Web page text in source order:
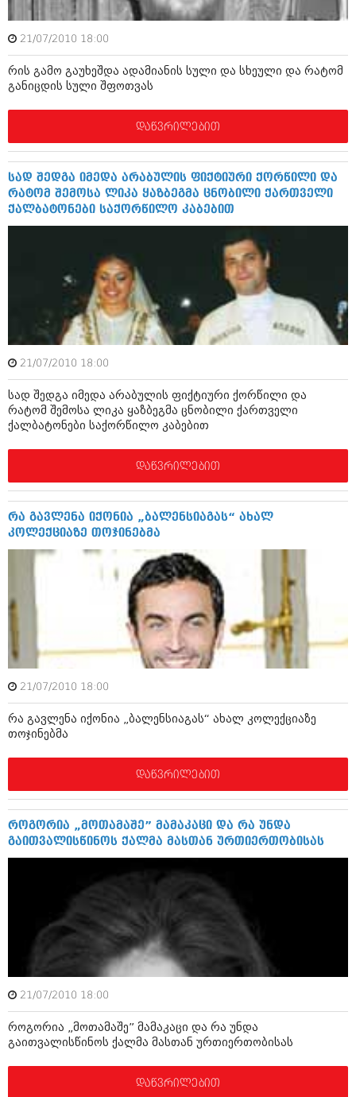
კადრს მიღმა
კულინარია
ავტორჩევები
გვარები
თემიდას სასწორი
ჰოროსკოპი და შეუცნობელი
კრიმინალი
რომანი და დეტექტივი
სახალისო ამბები
შოუბიზნესი
დაიჯესტი
ისტორია
სხვადასხვა
არქივი
აგვისტო 2018 (162)
ივლისი 2018 (223)
ივნისი 2018 (244)
მაისი 2018 (211)
მარტი 2018 (256)
იანვარი 2018 (215)
დეკემბერი 2017 (243)
ნოემბერი 2017 (212)
ოქტომბერი 2017 (231)
სექტემბერი 2017 (261)
ივლისი 2017 (233)
ივნისი 2017 (265)
მარტი 2017 (212)
თებერვალი 2017 (205)
იანვარი 2017 (246)
დეკემბერი 2016 (207)
ნოემბერი 2016 (207)
ოქტომბერი 2016 (257)
სექტემბერი 2016 (224)
აგვისტო 2016 (258)
ივლისი 2016 (211)
ივნისი 2016 (221)
მაისი 2016 (261)
ბელადები
ბიზნესსიახლეები
გვარები
კალეიდოსკოპი
ჰოროსკოპი და შეუცნობელი
კრიმინალი
რომანი და დეტექტივი
სახალისო ამბები
შოუბიზნესი
დაიჯესტი
ქალი და მამაკაცი
ისტორია
ოქტომბერი 2020 (209)
სექტემბერი 2020 (204)
აგვისტო 2020 (249)
ივლისი 2020 (204)
არქივის ზომის ნახვა
21/07/2010 18:00
რის გამო გაუხეშდა ადამიანის სული და სხეული და რატომ
განიცდის სული შფოთვას
დაწვრილებით
სად შედგა იმედა არაბულის ფიქტიური ქორწილი და
რატომ შემოსა ლიკა ყაზბეგმა ცნობილი ქართველი
ქალბატონები საქორწილო კაბებით
21/07/2010 18:00
სად შედგა იმედა არაბულის ფიქტიური ქორწილი და
რატომ შემოსა ლიკა ყაზბეგმა ცნობილი ქართველი
ქალბატონები საქორწილო კაბებით
დაწვრილებით
რა გავლენა იქონია „ბალენსიაგას“ ახალ
კოლექციაზე თოჯინებმა
21/07/2010 18:00
რა გავლენა იქონია „ბალენსიაგას“ ახალ კოლექციაზე
თოჯინებმა
დაწვრილებით
როგორია „მოთამაშე” მამაკაცი და რა უნდა
გაითვალისწინოს ქალმა მასთან ურთიერთობისას
21/07/2010 18:00
როგორია „მოთამაშე” მამაკაცი და რა უნდა
გაითვალისწინოს ქალმა მასთან ურთიერთობისას
დაწვრილებით